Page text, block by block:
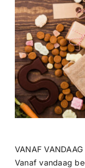
VANAF VANDAAG
Vanaf vandaag